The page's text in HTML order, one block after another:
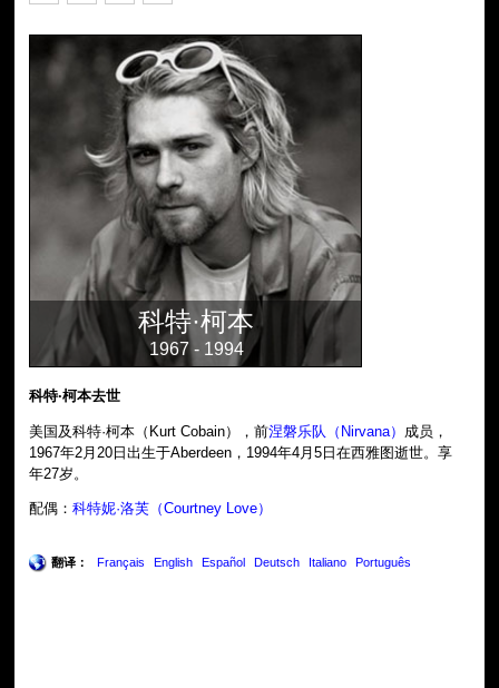
科特·柯本
1967 - 1994
科特·柯本去世
美国及科特·柯本（Kurt Cobain），前涅磐乐队（Nirvana） 成员，
1967年2月20日出生于Aberdeen，1994年4月5日在西雅图逝世。享
年27岁。
配偶：科特妮·洛芙（Courtney Love）
翻译： Français English Español Deutsch Italiano Português